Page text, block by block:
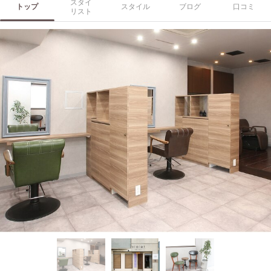
トップ
スタイ
リスト
スタイル ブログ 口コミ